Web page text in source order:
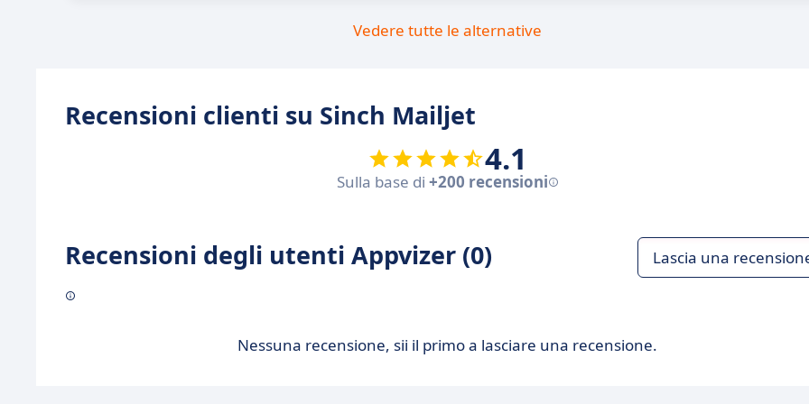
Vedere tutte le alternative
Recensioni clienti su Sinch Mailjet
4.1
Sulla base di +200 recensioni
Recensioni degli utenti Appvizer (0) Lascia una
Nessuna recensione, sii il primo a lasciare una recensione.